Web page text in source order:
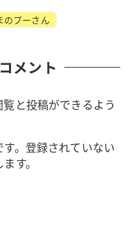
のプーさん
メント
と投稿ができるよう
。登録されていない
す。